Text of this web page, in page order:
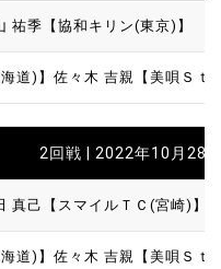
祐季【協和キリン(東京)】
道)】 佐々木 吉親【美唄Ｓｔ
2回戦 | 2022年10月28
真己【スマイルＴＣ(宮崎)】
道)】 佐々木 吉親【美唄Ｓｔ